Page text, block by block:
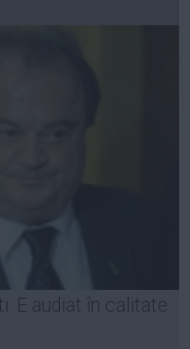
E audiat în calitate